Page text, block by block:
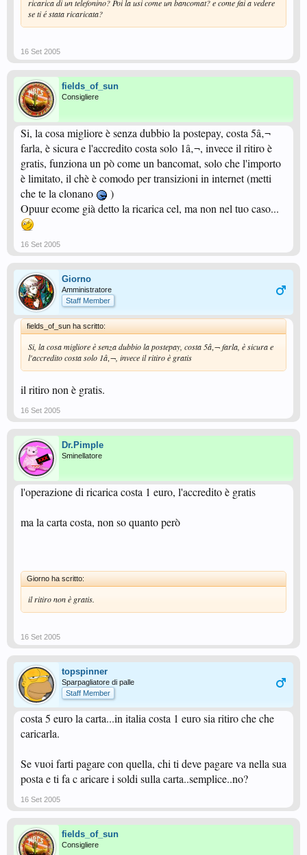
ricarica di un telefonino? Poi la usi come un bancomat? e come fai a vedere
se ti é stata ricaricata?
16 Set 2005
fields_of_sun
Consigliere
Si, la cosa migliore è senza dubbio la postepay, costa 5â‚¬
farla, è sicura e l'accredito costa solo 1â‚¬, invece il ritiro è
gratis, funziona un pò come un bancomat, solo che l'importo
è limitato, il chè è comodo per transizioni in internet (metti
che te la clonano
)
Opuur ecome già detto la ricarica cel, ma non nel tuo caso...
16 Set 2005
Giorno
Amministratore
Staff Member
fields_of_sun ha scritto:
Si, la cosa migliore è senza dubbio la postepay, costa 5â‚¬ farla, è sicura e
l'accredito costa solo 1â‚¬, invece il ritiro è gratis
il ritiro non è gratis.
16 Set 2005
Dr.Pimple
Sminellatore
l'operazione di ricarica costa 1 euro, l'accredito è gratis
ma la carta costa, non so quanto però
Giorno ha scritto:
il ritiro non è gratis.
16 Set 2005
topspinner
Sparpagliatore di palle
Staff Member
costa 5 euro la carta...in italia costa 1 euro sia ritiro che che
caricarla.
Se vuoi farti pagare con quella, chi ti deve pagare va nella sua
posta e ti fa c aricare i soldi sulla carta..semplice..no?
16 Set 2005
fields_of_sun
Consigliere